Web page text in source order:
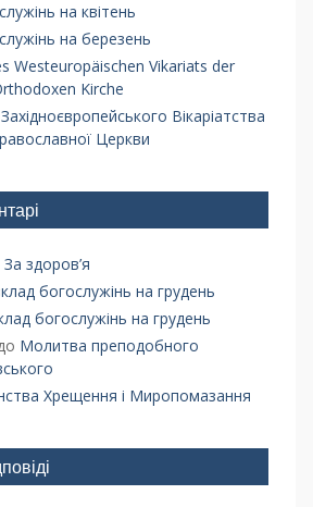
на квітень
на березень
Westeuropäischen Vikariats der
Kirche
Вікаріатства
Церкви
За здоров’я
богослужінь на грудень
богослужінь на грудень
Молитва преподобного
Хрещення і Миропомазання